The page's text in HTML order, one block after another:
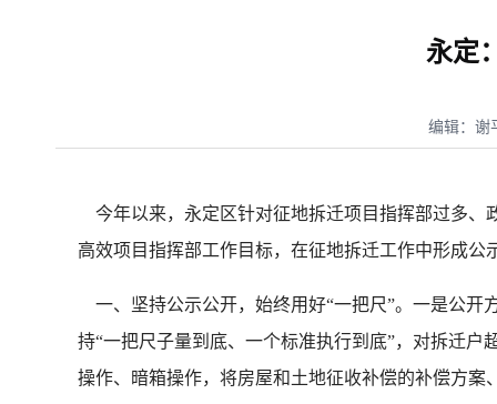
永定
编辑：谢
今年以来，永定区针对征地拆迁项目指挥部过多、
高效项目指挥部工作目标，在征地拆迁工作中形成
一、坚持公示公开，始终用好“一把尺”。一是公开
持“一把尺子量到底、一个标准执行到底”，对拆迁
操作、暗箱操作，将房屋和土地征收补偿的补偿方